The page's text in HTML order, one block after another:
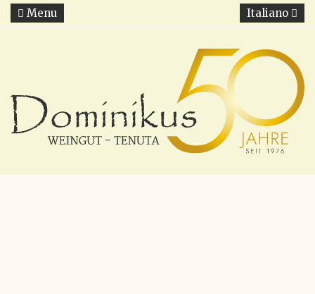
Menu Italiano